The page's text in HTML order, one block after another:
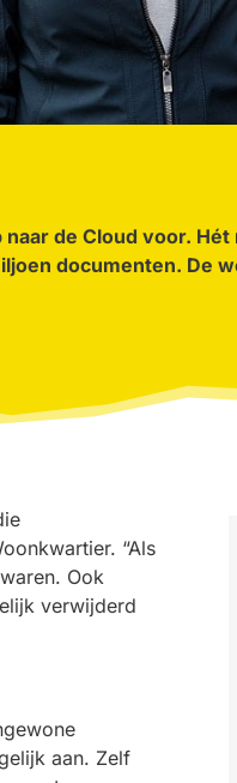
naarde Cloud voor. Hét
documenten. De
“Als
Ook
verwijderd
aan. Zelf